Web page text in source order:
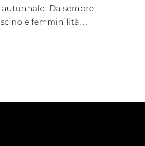
Da sempre
e femminilità,